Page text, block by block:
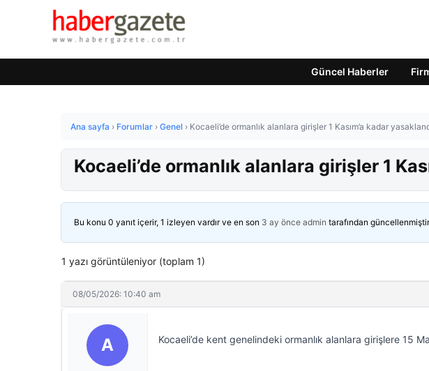
Güncel Haberler
Ana sayfa › Forumlar › Genel › Kocaeli’de ormanlık alanlara girişler 1 Kasım’a kadar
Kocaeli’de ormanlık alanlara girişler 1
Bu konu 0 yanıt içerir, 1 izleyen vardır ve en son 3 ay önce admin tarafından
1 yazı görüntüleniyor (toplam 1)
08/05/2026: 10:40 am
A Kocaeli’de kent genelindeki ormanlık alanlara girişlere 15